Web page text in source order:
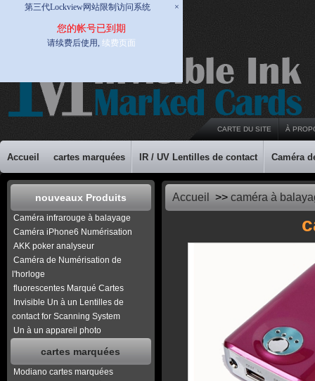
第三代Lockview网站限制访问系统 ×
您的帐号已到期
请续费后使用, 续费页面
CARTE DU SITE À
Accueil cartes marquées IR / UV Lentilles de contact Caméra
nouveaux Produits
Caméra infrarouge à balayage
Caméra iPhone6 Numérisation
AKK poker analyseur
Caméra de Numérisation de
l'horloge
fluorescentes Marqué Cartes
Invisible Un à un Lentilles de
contact for Scanning System
Un à un appareil photo
cartes marquées
Modiano cartes marquées
Accueil >> caméra à